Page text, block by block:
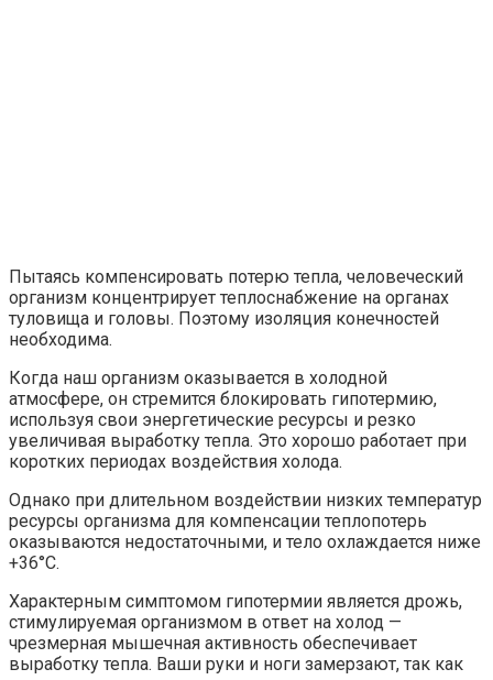
Пытаясь компенсировать потерю тепла, человеческий
организм концентрирует теплоснабжение на органах
туловища и головы. Поэтому изоляция конечностей
необходима.
Когда наш организм оказывается в холодной
атмосфере, он стремится блокировать гипотермию,
используя свои энергетические ресурсы и резко
увеличивая выработку тепла. Это хорошо работает при
коротких периодах воздействия холода.
Однако при длительном воздействии низких температур
ресурсы организма для компенсации теплопотерь
оказываются недостаточными, и тело охлаждается ниже
+36°C.
Характерным симптомом гипотермии является дрожь,
стимулируемая организмом в ответ на холод —
чрезмерная мышечная активность обеспечивает
выработку тепла. Ваши руки и ноги замерзают, так как